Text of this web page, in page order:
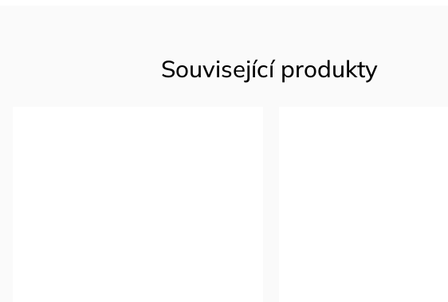
Související produkty